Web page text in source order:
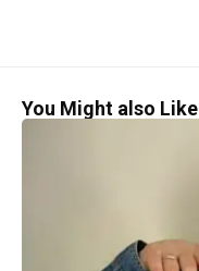
You Might also Like